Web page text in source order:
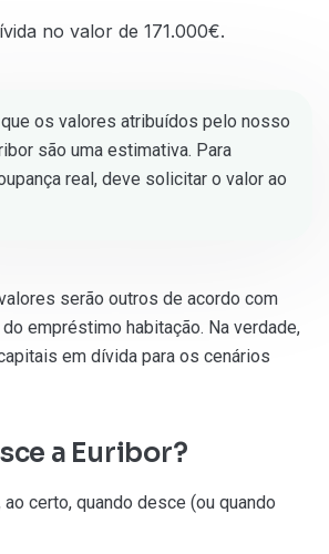
no valor de 171.000€.
os valores atribuídos pelo nosso
são uma estimativa. Para
real, deve solicitar o valor ao
serão outros de acordo com
empréstimo habitação. Na verdade,
em dívida para os cenários
a Euribor?
certo, quando desce (ou quando